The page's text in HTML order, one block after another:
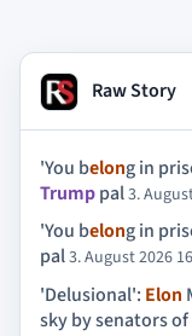
Raw Story
'You belong in
Trumppal3.
'You belong in
pal3. August 2026
'Delusional': Elon
sky by senators